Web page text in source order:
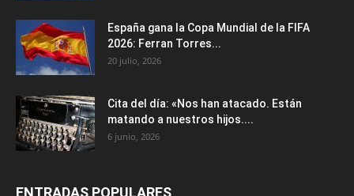
España gana la Copa Mundial de la FIFA
2026: Ferran Torres...
20 julio, 2026
Cita del día: «Nos han atacado. Están
matando a nuestros hijos....
6 junio, 2026